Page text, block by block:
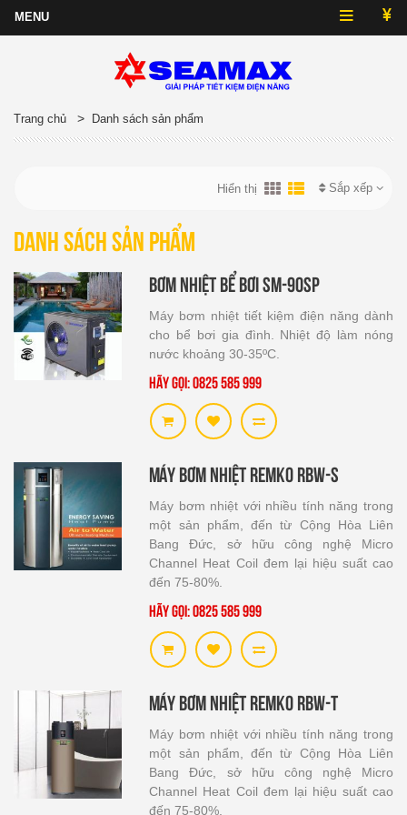
Trang chủ > Danh sách sản phẩm
Sắp xếp
Hiển thị
Danh sách sản phẩm
Bơm nhiệt bể bơi SM-90SP
Máy bơm nhiệt tiết kiệm điện năng dành
cho bể bơi gia đình. Nhiệt độ làm nóng
nước khoảng 30-35ºC.
Hãy gọi: 0825 585 999
Máy bơm nhiệt Remko RBW-S
Máy bơm nhiệt với nhiều tính năng trong
một sản phẩm, đến từ Cộng Hòa Liên
Bang Đức, sở hữu công nghệ Micro
Channel Heat Coil đem lại hiệu suất cao
đến 75-80%.
Hãy gọi: 0825 585 999
Máy bơm nhiệt Remko RBW-T
Máy bơm nhiệt với nhiều tính năng trong
một sản phẩm, đến từ Cộng Hòa Liên
Bang Đức, sở hữu công nghệ Micro
Channel Heat Coil đem lại hiệu suất cao
đến 75-80%.